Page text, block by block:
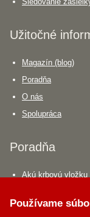
Užitočné
Magazín (blog)
Poradňa
O nás
Spolupráca
Poradňa
Akú krbovú
Aký dymovod si
Používame